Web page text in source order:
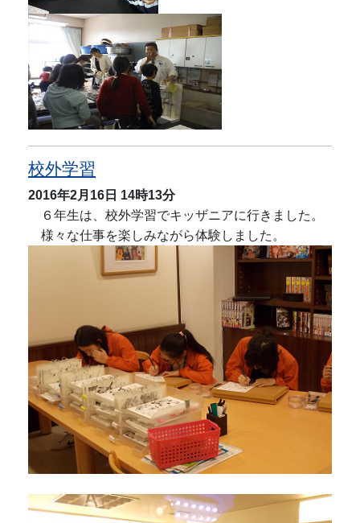
校外学習
2016年2月16日 14時13分
６年生は、校外学習でキッザニアに行きました。
様々な仕事を楽しみながら体験しました。